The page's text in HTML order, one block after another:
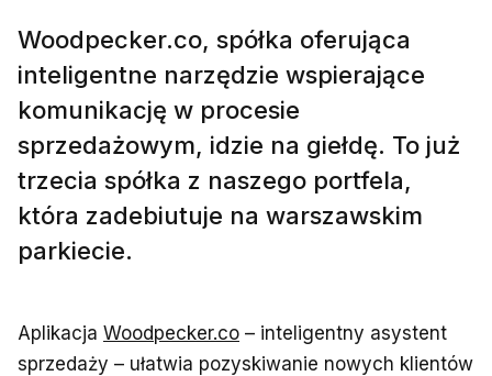
Woodpecker.co, spółka oferująca
inteligentne narzędzie wspierające
komunikację w procesie
sprzedażowym, idzie na giełdę. To już
trzecia spółka z naszego portfela,
która zadebiutuje na warszawskim
parkiecie.
Aplikacja Woodpecker.co – inteligentny asystent
sprzedaży – ułatwia pozyskiwanie nowych klientów